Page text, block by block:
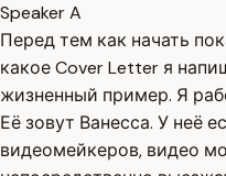
Speaker A
Перед тем как начать
какое Cover Letter я
жизненный пример. Я
Её зовут Ванесса. У неё
видеомейкеров, видео